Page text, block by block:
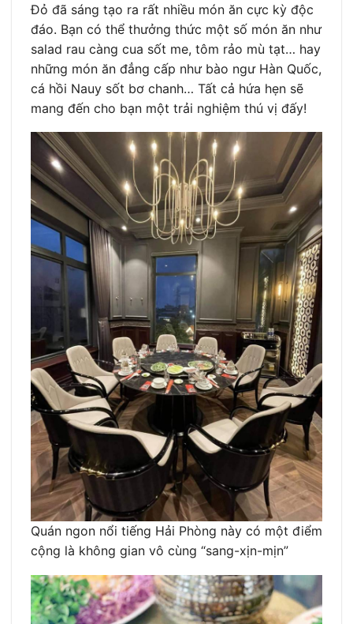
Đỏ đã sáng tạo ra rất nhiều món ăn cực kỳ độc
đáo. Bạn có thể thưởng thức một số món ăn như
salad rau càng cua sốt me, tôm rảo mù tạt… hay
những món ăn đẳng cấp như bào ngư Hàn Quốc,
cá hồi Nauy sốt bơ chanh… Tất cả hứa hẹn sẽ
mang đến cho bạn một trải nghiệm thú vị đấy!
Quán ngon nổi tiếng Hải Phòng này có một điểm
cộng là không gian vô cùng “sang-xịn-mịn”